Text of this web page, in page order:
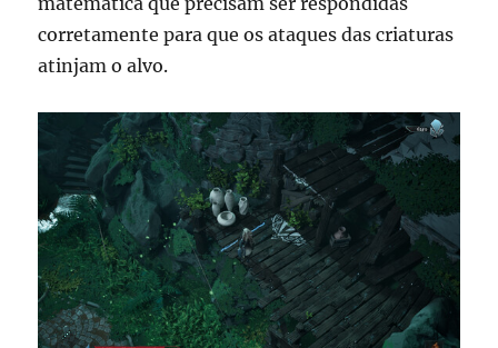
corretamente para que os ataques das criaturas
atinjam o alvo.